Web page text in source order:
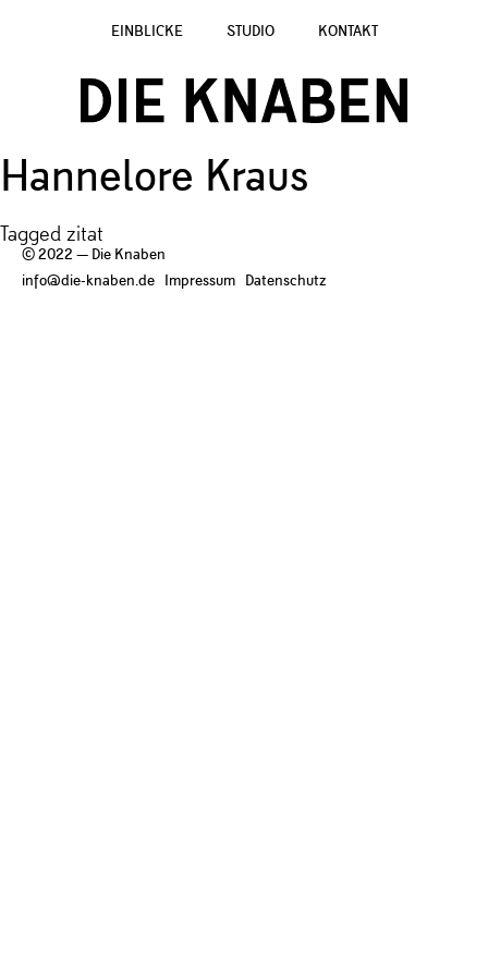
EINBLICKE STUDIO KONTAKT
Hannelore Kraus
Tagged zitat
© 2022 — Die Knaben
info@die-knaben.de
Impressum Datenschutz